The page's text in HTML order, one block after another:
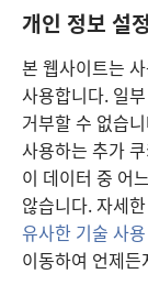
개인 정보 설정
본 웹사이트는
사용합니다. 일
거부할 수 없습
사용하는 추가
이 데이터 중 어
않습니다. 자세
유사한 기술 사
이동하여 언제
창
JW Hub ®
창
열기) JW 라이브러리
워치타워 라이
Copyright© 2026
이용 약관